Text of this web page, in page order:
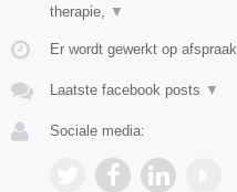
therapie,
▼
Er wordt gewerkt op afspraak.
Laatste facebook posts ▼
Sociale media: